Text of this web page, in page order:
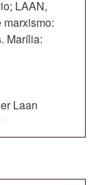
LAAN,
marxismo:
Marília:
Laan